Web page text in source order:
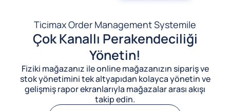
Ticimax Order Management Systemile
Çok Kanallı Perakendeciliği
Yönetin!
Fiziki mağazanız ile online mağazanızın sipariş ve
stok yönetimini tek altyapıdan kolayca yönetin ve
gelişmiş rapor ekranlarıyla mağazalar arası akışı
takip edin.